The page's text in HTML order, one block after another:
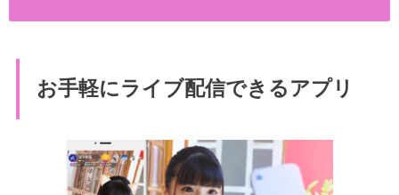
お手軽にライブ配信できるアプリ